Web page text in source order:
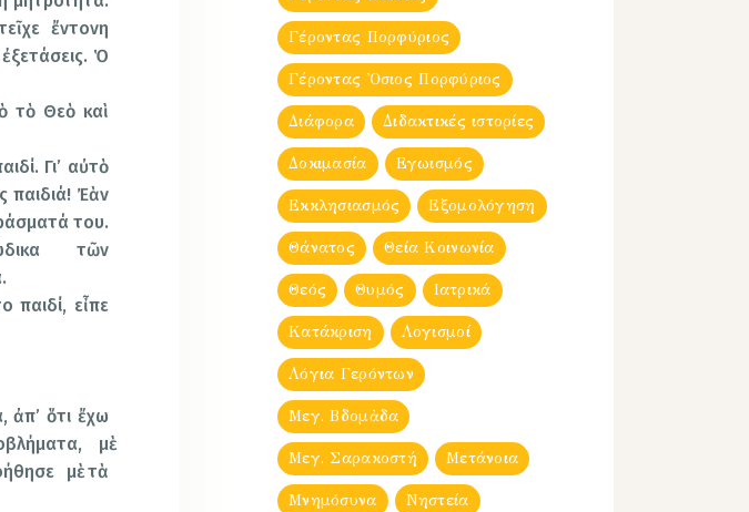
ἔντονη
Ὁ
τὸ Θεὸ καὶ
Γι’ αὐτὸ
παιδιά! Ἐὰν
του.
τῶν
παιδί, εἶπε
ἀπ’ ὅτι ἔχω
μὲ
μὲ τὰ
Γέροντας Πορφύριος
Γέροντας Ὀσιος Πορφύριος
Διάφορα Διδακτικές ιστορίες
Δοκιμασία Εγωισμός
Εκκλησιασμός Εξομολόγηση
Θάνατος Θεία Κοινωνία
Θεός Θυμός Ιατρικά
Κατάκριση Λογισμοί
Λόγια Γερόντων
Μεγ. Βδομἀδα
Μεγ. Σαρακοστή Μετάνοια
Μνημόσυνα Νηστεία